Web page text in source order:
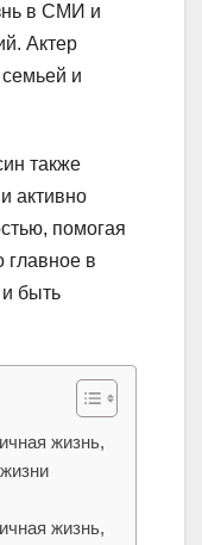
в СМИ и
Актер
и
также
активно
помогая
главное в
быть
жизнь,
жизнь,